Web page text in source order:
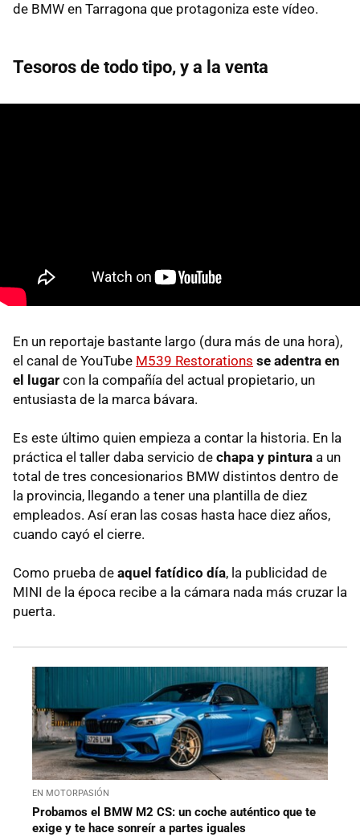
de BMW en Tarragona que protagoniza este vídeo.
Tesoros de todo tipo, y a la venta
En un reportaje bastante largo (dura más de una hora),
el canal de YouTube M539 Restorations se adentra en
el lugar con la compañía del actual propietario, un
entusiasta de la marca bávara.
Es este último quien empieza a contar la historia. En la
práctica el taller daba servicio de chapa y pintura a un
total de tres concesionarios BMW distintos dentro de
la provincia, llegando a tener una plantilla de diez
empleados. Así eran las cosas hasta hace diez años,
cuando cayó el cierre.
Como prueba de aquel fatídico día, la publicidad de
MINI de la época recibe a la cámara nada más cruzar la
puerta.
EN MOTORPASIÓN
Probamos el BMW M2 CS: un coche auténtico que te
exige y te hace sonreír a partes iguales